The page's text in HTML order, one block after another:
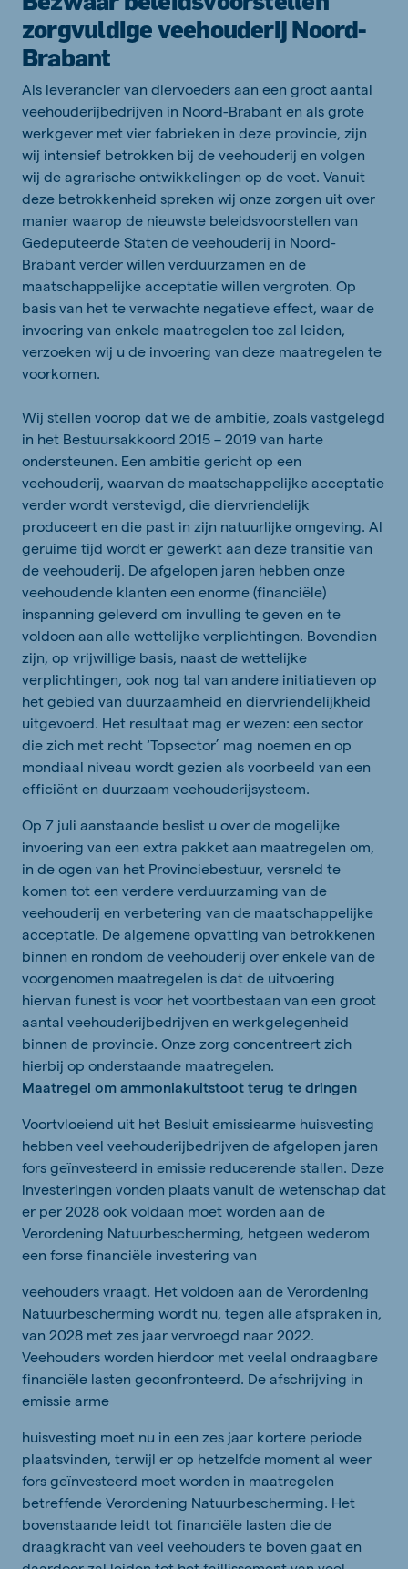
zorgvuldige veehouderij Noord-
Brabant
Als leverancier van diervoeders aan een groot aantal
veehouderijbedrijven in Noord-Brabant en als grote
werkgever met vier fabrieken in deze provincie, zijn
wij intensief betrokken bij de veehouderij en volgen
wij de agrarische ontwikkelingen op de voet. Vanuit
deze betrokkenheid spreken wij onze zorgen uit over
manier waarop de nieuwste beleidsvoorstellen van
Gedeputeerde Staten de veehouderij in Noord-
Brabant verder willen verduurzamen en de
maatschappelijke acceptatie willen vergroten. Op
basis van het te verwachte negatieve effect, waar de
invoering van enkele maatregelen toe zal leiden,
verzoeken wij u de invoering van deze maatregelen te
voorkomen.
Wij stellen voorop dat we de ambitie, zoals vastgelegd
in het Bestuursakkoord 2015 – 2019 van harte
ondersteunen. Een ambitie gericht op een
veehouderij, waarvan de maatschappelijke acceptatie
verder wordt verstevigd, die diervriendelijk
produceert en die past in zijn natuurlijke omgeving. Al
geruime tijd wordt er gewerkt aan deze transitie van
de veehouderij. De afgelopen jaren hebben onze
veehoudende klanten een enorme (financiële)
inspanning geleverd om invulling te geven en te
voldoen aan alle wettelijke verplichtingen. Bovendien
zijn, op vrijwillige basis, naast de wettelijke
verplichtingen, ook nog tal van andere initiatieven op
het gebied van duurzaamheid en diervriendelijkheid
uitgevoerd. Het resultaat mag er wezen: een sector
die zich met recht ‘Topsector’ mag noemen en op
mondiaal niveau wordt gezien als voorbeeld van een
efficiënt en duurzaam veehouderijsysteem.
Op 7 juli aanstaande beslist u over de mogelijke
invoering van een extra pakket aan maatregelen om,
in de ogen van het Provinciebestuur, versneld te
komen tot een verdere verduurzaming van de
veehouderij en verbetering van de maatschappelijke
acceptatie. De algemene opvatting van betrokkenen
binnen en rondom de veehouderij over enkele van de
voorgenomen maatregelen is dat de uitvoering
hiervan funest is voor het voortbestaan van een groot
aantal veehouderijbedrijven en werkgelegenheid
binnen de provincie. Onze zorg concentreert zich
hierbij op onderstaande maatregelen.
Maatregel om ammoniakuitstoot terug te dringen
Voortvloeiend uit het Besluit emissiearme huisvesting
hebben veel veehouderijbedrijven de afgelopen jaren
fors geïnvesteerd in emissie reducerende stallen. Deze
investeringen vonden plaats vanuit de wetenschap dat
er per 2028 ook voldaan moet worden aan de
Verordening Natuurbescherming, hetgeen wederom
een forse financiële investering van
veehouders vraagt. Het voldoen aan de Verordening
Natuurbescherming wordt nu, tegen alle afspraken in,
van 2028 met zes jaar vervroegd naar 2022.
Veehouders worden hierdoor met veelal ondraagbare
financiële lasten geconfronteerd. De afschrijving in
emissie arme
huisvesting moet nu in een zes jaar kortere periode
plaatsvinden, terwijl er op hetzelfde moment al weer
fors geïnvesteerd moet worden in maatregelen
betreffende Verordening Natuurbescherming. Het
bovenstaande leidt tot financiële lasten die de
draagkracht van veel veehouders te boven gaat en